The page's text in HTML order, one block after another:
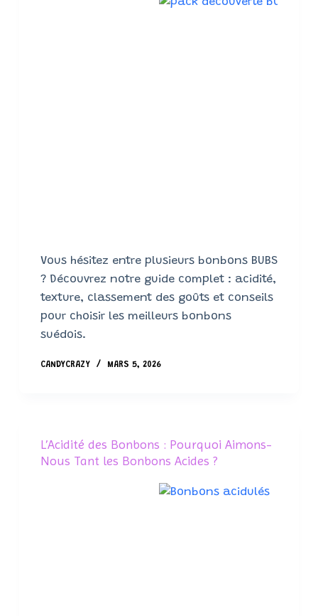
Vous hésitez entre plusieurs bonbons BUBS
? Découvrez notre guide complet : acidité,
texture, classement des goûts et conseils
pour choisir les meilleurs bonbons
suédois.
CANDYCRAZY MARS 5, 2026
L’Acidité des Bonbons : Pourquoi Aimons-
Nous Tant les Bonbons Acides ?